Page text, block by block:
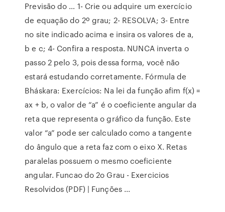
Previsão do … 1- Crie ou adquire um exercício
de equação do 2º grau; 2- RESOLVA; 3- Entre
no site indicado acima e insira os valores de a,
b e c; 4- Confira a resposta. NUNCA inverta o
passo 2 pelo 3, pois dessa forma, você não
estará estudando corretamente. Fórmula de
Bháskara: Exercícios: Na lei da função afim f(x) =
ax + b, o valor de “a” é o coeficiente angular da
reta que representa o gráfico da função. Este
valor “a” pode ser calculado como a tangente
do ângulo que a reta faz com o eixo X. Retas
paralelas possuem o mesmo coeficiente
angular. Funcao do 2o Grau - Exercicios
Resolvidos (PDF) | Funções ...